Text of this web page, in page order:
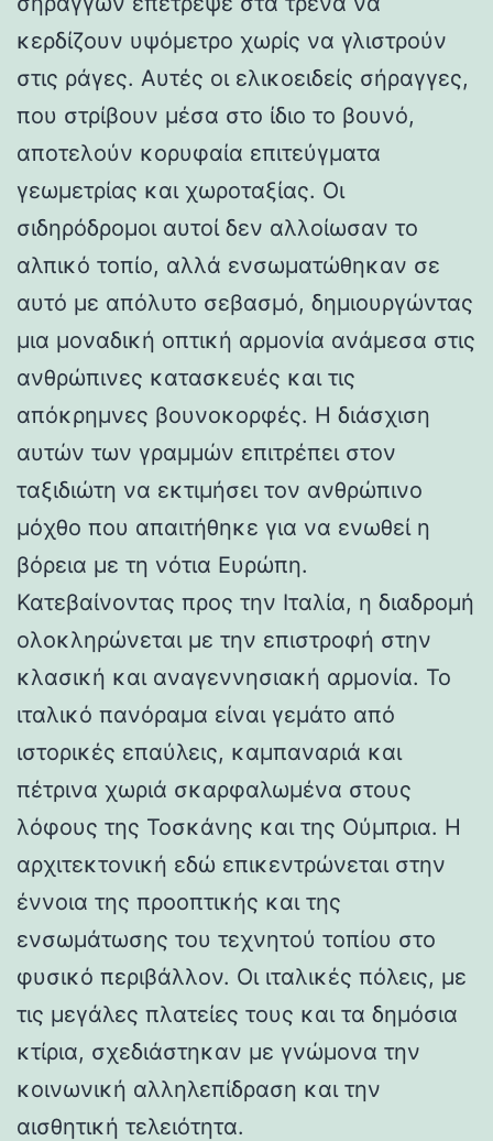
κερδίζουν υψόμετρο χωρίς να γλιστρούν
στις ράγες. Αυτές οι ελικοειδείς σήραγγες,
που στρίβουν μέσα στο ίδιο το βουνό,
αποτελούν κορυφαία επιτεύγματα
γεωμετρίας και χωροταξίας. Οι
σιδηρόδρομοι αυτοί δεν αλλοίωσαν το
αλπικό τοπίο, αλλά ενσωματώθηκαν σε
αυτό με απόλυτο σεβασμό, δημιουργώντας
μια μοναδική οπτική αρμονία ανάμεσα στις
ανθρώπινες κατασκευές και τις
απόκρημνες βουνοκορφές. Η διάσχιση
αυτών των γραμμών επιτρέπει στον
ταξιδιώτη να εκτιμήσει τον ανθρώπινο
μόχθο που απαιτήθηκε για να ενωθεί η
βόρεια με τη νότια Ευρώπη.
Κατεβαίνοντας προς την Ιταλία, η διαδρομή
ολοκληρώνεται με την επιστροφή στην
κλασική και αναγεννησιακή αρμονία. Το
ιταλικό πανόραμα είναι γεμάτο από
ιστορικές επαύλεις, καμπαναριά και
πέτρινα χωριά σκαρφαλωμένα στους
λόφους της Τοσκάνης και της Ούμπρια. Η
αρχιτεκτονική εδώ επικεντρώνεται στην
έννοια της προοπτικής και της
ενσωμάτωσης του τεχνητού τοπίου στο
φυσικό περιβάλλον. Οι ιταλικές πόλεις, με
τις μεγάλες πλατείες τους και τα δημόσια
κτίρια, σχεδιάστηκαν με γνώμονα την
κοινωνική αλληλεπίδραση και την
αισθητική τελειότητα.